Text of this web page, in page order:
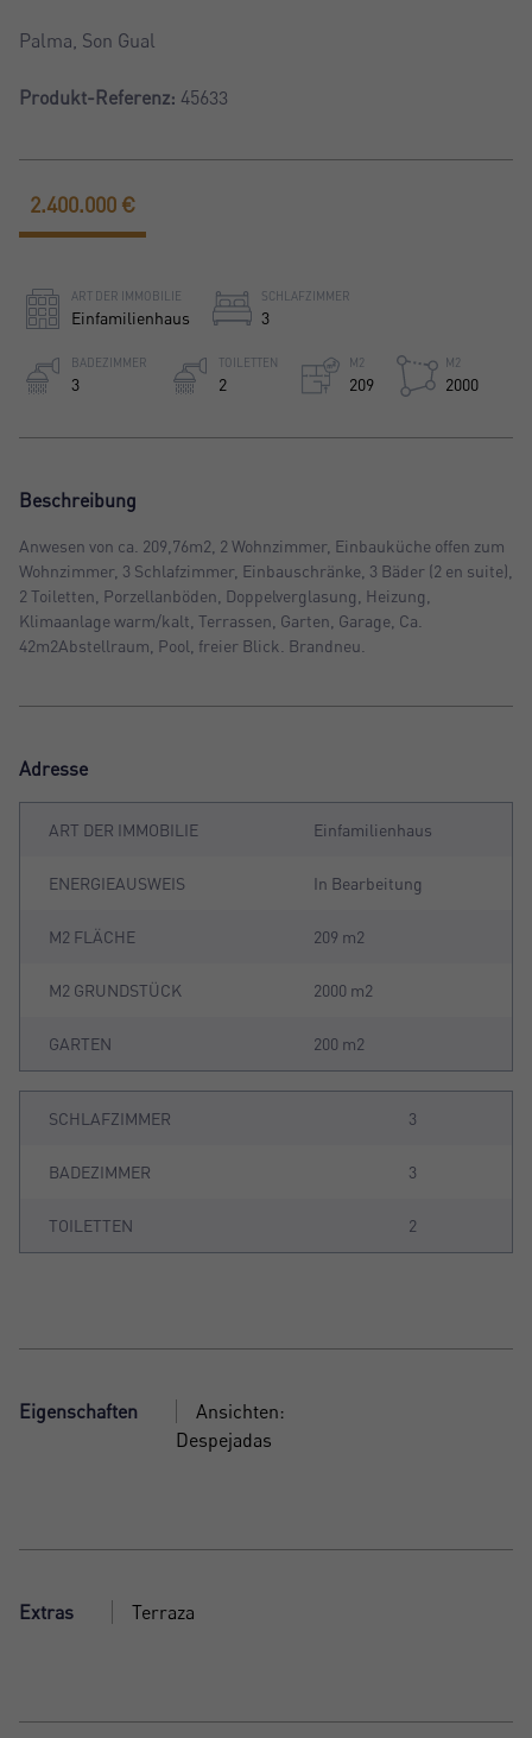
Palma, Son Gual
Produkt-Referenz: 45633
ART DER IMMOBILIE
Einfamilienhaus
SCHLAFZIMMER
3
BADEZIMMER
3
TOILETTEN
2
M2
209
M2
2000
2.400.000 €
Beschreibung
Anwesen von ca. 209,76m2, 2 Wohnzimmer, Einbauküche offen zum
Wohnzimmer, 3 Schlafzimmer, Einbauschränke, 3 Bäder (2 en suite),
2 Toiletten, Porzellanböden, Doppelverglasung, Heizung,
Klimaanlage warm/kalt, Terrassen, Garten, Garage, Ca.
42m2Abstellraum, Pool, freier Blick. Brandneu.
Adresse
ART DER IMMOBILIE Einfamilienhaus
ENERGIEAUSWEIS In Bearbeitung
M2 FLÄCHE 209 m2
M2 GRUNDSTÜCK 2000 m2
GARTEN 200 m2
SCHLAFZIMMER 3
BADEZIMMER 3
TOILETTEN 2
Eigenschaften
Ansichten:
Despejadas
Extras Terraza